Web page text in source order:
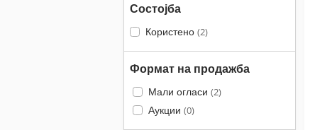
Состојба
Користено (2)
Формат на продажба
Мали огласи (2)
Аукции (0)